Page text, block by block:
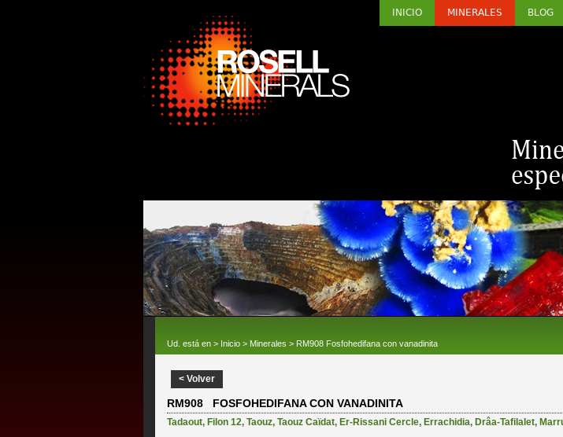
INICIO MINERALES BLOG
Ud. está en > Inicio > Minerales > RM908 Fosfohedifana con vanadinita
< Volver
RM908 FOSFOHEDIFANA CON VANADINITA
Tadaout, Filon 12, Taouz, Taouz Caïdat, Er-Rissani Cercle, Errachidia, Drâa-Tafilalet,